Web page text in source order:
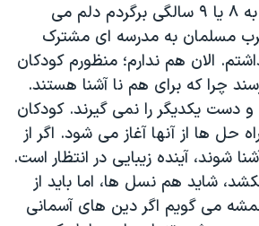
اند. اگر می توانستم به ۸ یا ۹ سالگی برگردم دلم می
مسلمان به مدرسه ای مشترک
الان هم ندارم؛ منظورم کودکان
چرا که برای هم نا آشنا هستند.
و دست یکدیگر را نمی گیرند. کودکان
حل ها از آنها آغاز می شود. اگر از
شوند، آینده زیبایی در انتظار است.
شاید هم نسل ها، اما باید از
می گویم اگر دین های آسمانی